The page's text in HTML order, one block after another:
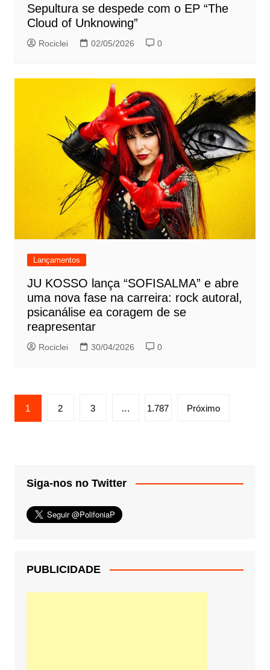
Sepultura se despede com o EP “The
Cloud of Unknowing”
Rociclei 02/05/2026 0
Lançamentos
JU KOSSO lança “SOFISALMA” e abre
uma nova fase na carreira: rock autoral,
psicanálise ea coragem de se
reapresentar
Rociclei 30/04/2026 0
Paginação
de
1 2 3 … 1.787 Próximo
Siga-nos no Twitter
PUBLICIDADE